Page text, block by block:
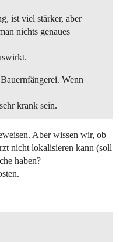
ist viel stärker, aber
nichts genaues
Wenn
krank sein.
Aber wissen wir, ob
nicht lokalisieren kann (soll
haben?